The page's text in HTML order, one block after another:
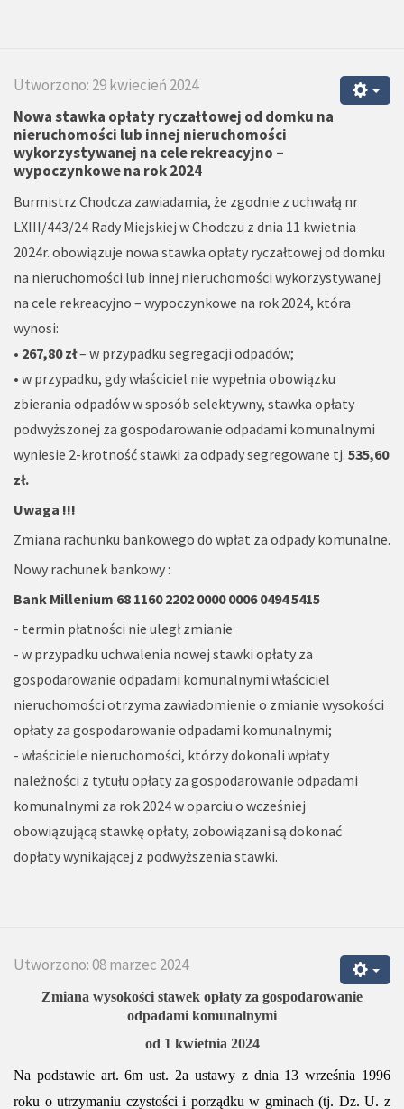
Utworzono: 29 kwiecień 2024
Nowa stawka opłaty ryczałtowej od domku na
nieruchomości lub innej nieruchomości
wykorzystywanej na cele rekreacyjno –
wypoczynkowe na rok 2024
Burmistrz Chodcza zawiadamia, że zgodnie z uchwałą nr
LXIII/443/24 Rady Miejskiej w Chodczu z dnia 11 kwietnia
2024r. obowiązuje nowa stawka opłaty ryczałtowej od domku
na nieruchomości lub innej nieruchomości wykorzystywanej
na cele rekreacyjno – wypoczynkowe na rok 2024, która
wynosi:
• 267,80 zł– w przypadku segregacji odpadów;
• w przypadku, gdy właściciel nie wypełnia obowiązku
zbierania odpadów w sposób selektywny, stawka opłaty
podwyższonej za gospodarowanie odpadami komunalnymi
wyniesie 2-krotność stawki za odpady segregowane tj. 535,60
zł.
Uwaga !!!
Zmiana rachunku bankowego do wpłat za odpady komunalne.
Nowy rachunek bankowy :
Bank Millenium 68 1160 2202 0000 0006 0494 5415
- termin płatności nie uległ zmianie
- w przypadku uchwalenia nowej stawki opłaty za
gospodarowanie odpadami komunalnymi właściciel
nieruchomości otrzyma zawiadomienie o zmianie wysokości
opłaty za gospodarowanie odpadami komunalnymi;
- właściciele nieruchomości, którzy dokonali wpłaty
należności z tytułu opłaty za gospodarowanie odpadami
komunalnymi za rok 2024w oparciu o wcześniej
obowiązującą stawkę opłaty, zobowiązani są dokonać
dopłaty wynikającej z podwyższenia stawki.
Utworzono: 08 marzec 2024
Zmiana wysokości stawek opłaty za gospodarowanie
odpadami komunalnymi
od 1 kwietnia 2024
Na podstawie art. 6m ust. 2a ustawy z dnia 13 września 1996
roku o utrzymaniu czystości i porządku w gminach (tj. Dz. U. z